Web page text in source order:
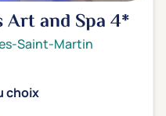
Art and Spa4*
Saint-Martin
choix